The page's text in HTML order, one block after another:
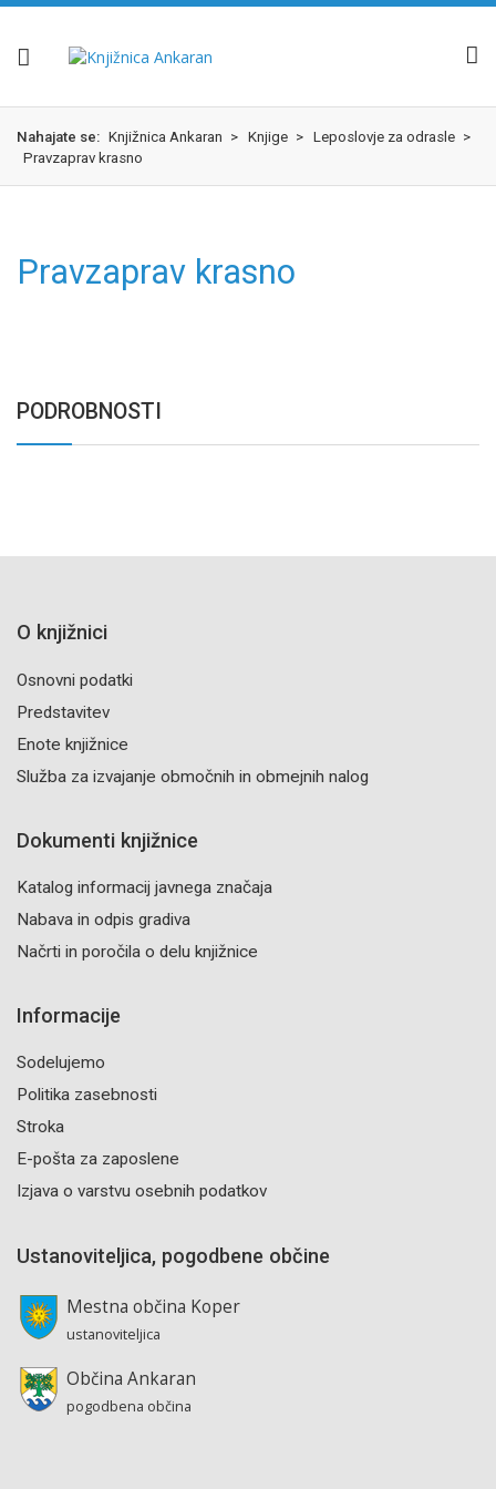
Skok
glavno
izjava
dostopnosti
Nahajate se: Knjižnica Ankaran > Knjige > Leposlovje za odrasle >
Pravzaprav krasno
Pravzaprav krasno
PODROBNOSTI
O knjižnici
Osnovni podatki
Predstavitev
Enote knjižnice
Služba za izvajanje območnih in obmejnih nalog
Dokumenti knjižnice
Katalog informacij javnega značaja
Nabava in odpis gradiva
Načrti in poročila o delu knjižnice
Informacije
Sodelujemo
Politika zasebnosti
Stroka
E-pošta za zaposlene
Izjava o varstvu osebnih podatkov
Ustanoviteljica, pogodbene občine
Mestna občina Koper
ustanoviteljica
Občina Ankaran
pogodbena občina